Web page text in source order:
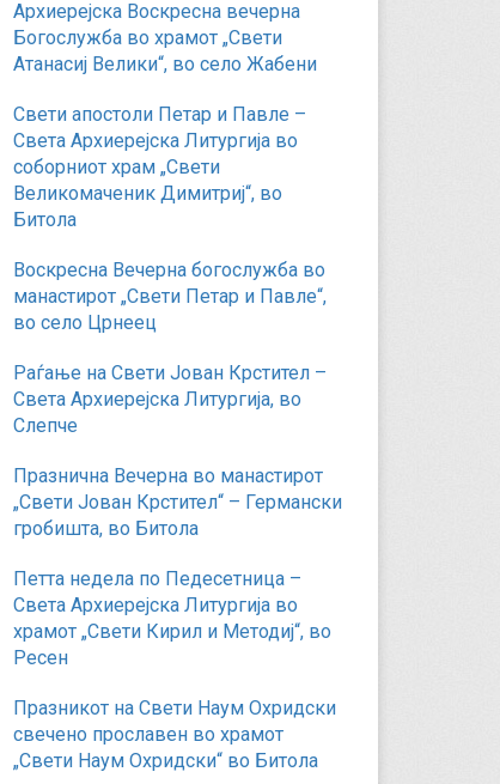
Архиерејска Воскресна вечерна
Богослужба во храмот „Свети
Атанасиј Велики“, во село Жабени
Свети апостоли Петар и Павле –
Света Архиерејска Литургија во
соборниот храм „Свети
Великомаченик Димитриј“, во
Битола
Воскресна Вечерна богослужба во
манастирот „Свети Петар и Павле“,
во село Црнеец
Раѓање на Свети Јован Крстител –
Света Архиерејска Литургија, во
Слепче
Празнична Вечерна во манастирот
„Свети Јован Крстител“ – Германски
гробишта, во Битола
Петта недела по Педесетница –
Света Архиерејска Литургија во
храмот „Свети Кирил и Методиј“, во
Ресен
Празникот на Свети Наум Охридски
свечено прославен во храмот
„Свети Наум Охридски“ во Битола